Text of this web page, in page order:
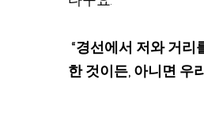
한 것이든, 아니면 우